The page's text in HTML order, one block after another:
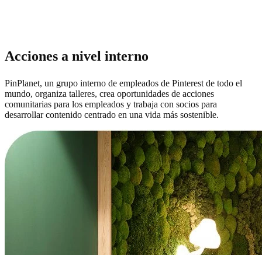
Acciones a nivel interno
PinPlanet, un grupo interno de empleados de Pinterest de todo el
mundo, organiza talleres, crea oportunidades de acciones
comunitarias para los empleados y trabaja con socios para
desarrollar contenido centrado en una vida más sostenible.